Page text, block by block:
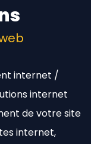
internet /
internet
de votre site
internet,